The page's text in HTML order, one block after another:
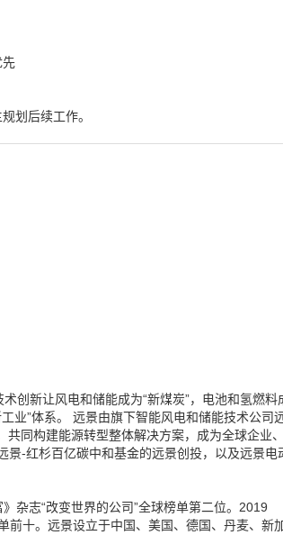
先
划后续工作。
创新让风电和储能成为“新煤炭”，电池和氢燃料
业”体系。 远景由旗下智能风电和储能技术公司
同构建能源转型整体解决方案，成为全球企业、
-红杉百亿碳中和基金的远景创投，以及远景电
杂志“改变世界的公司”全球榜单第二位。2019
前十。远景设立于中国、美国、德国、丹麦、新